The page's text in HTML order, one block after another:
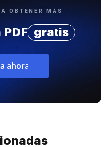
OBTENER MÁS
PDF gratis
ahora